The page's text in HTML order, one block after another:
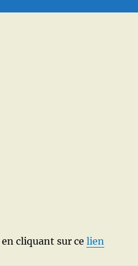
cliquant sur ce lien